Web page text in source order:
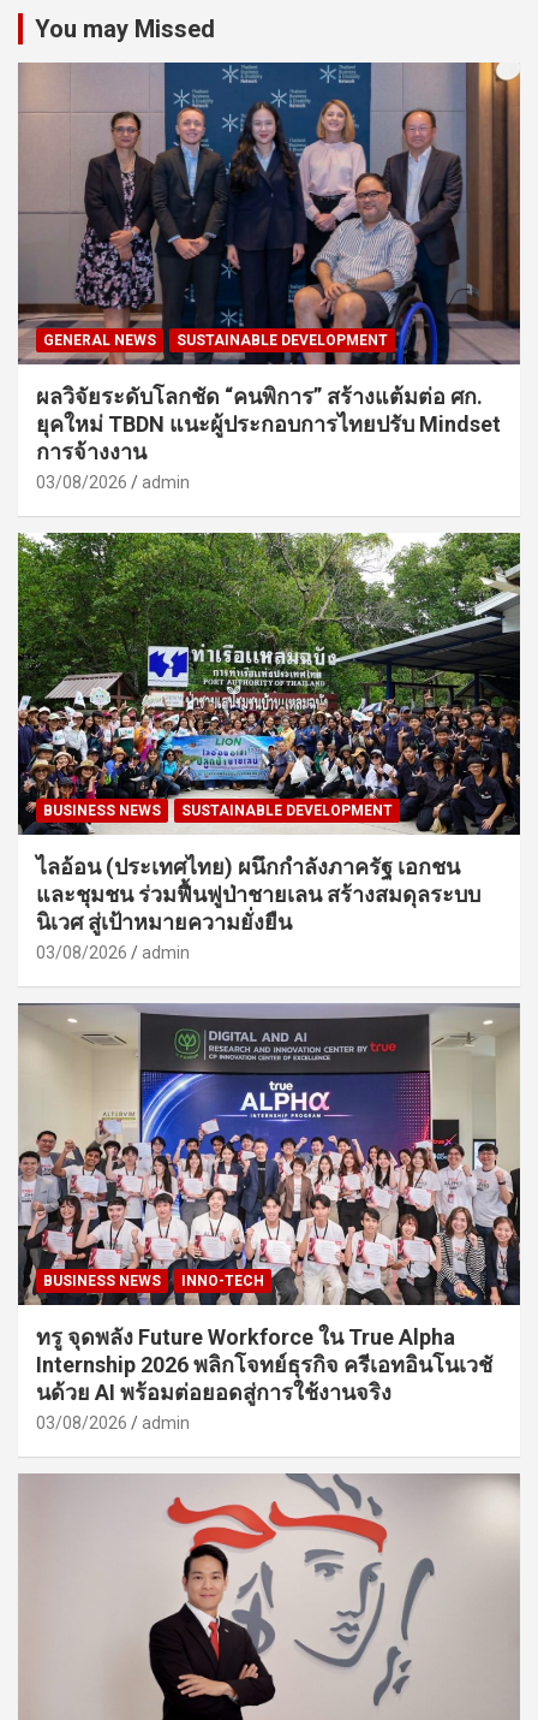
You may Missed
GENERAL NEWS SUSTAINABLE DEVELOPMENT
ผลวิจัยระดับโลกชัด “คนพิการ” สร้างแต้มต่อ ศก.
ยุคใหม่ TBDN แนะผู้ประกอบการไทยปรับ Mindset
การจ้างงาน
03/08/2026 admin
BUSINESS NEWS SUSTAINABLE DEVELOPMENT
ไลอ้อน (ประเทศไทย) ผนึกกำลังภาครัฐ เอกชน
และชุมชน ร่วมฟื้นฟูป่าชายเลน สร้างสมดุลระบบ
นิเวศ สู่เป้าหมายความยั่งยืน
03/08/2026 admin
BUSINESS NEWS INNO-TECH
ทรู จุดพลัง Future Workforce ใน True Alpha
Internship 2026 พลิกโจทย์ธุรกิจ ครีเอทอินโนเวชั
นด้วย AI พร้อมต่อยอดสู่การใช้งานจริง
03/08/2026 admin